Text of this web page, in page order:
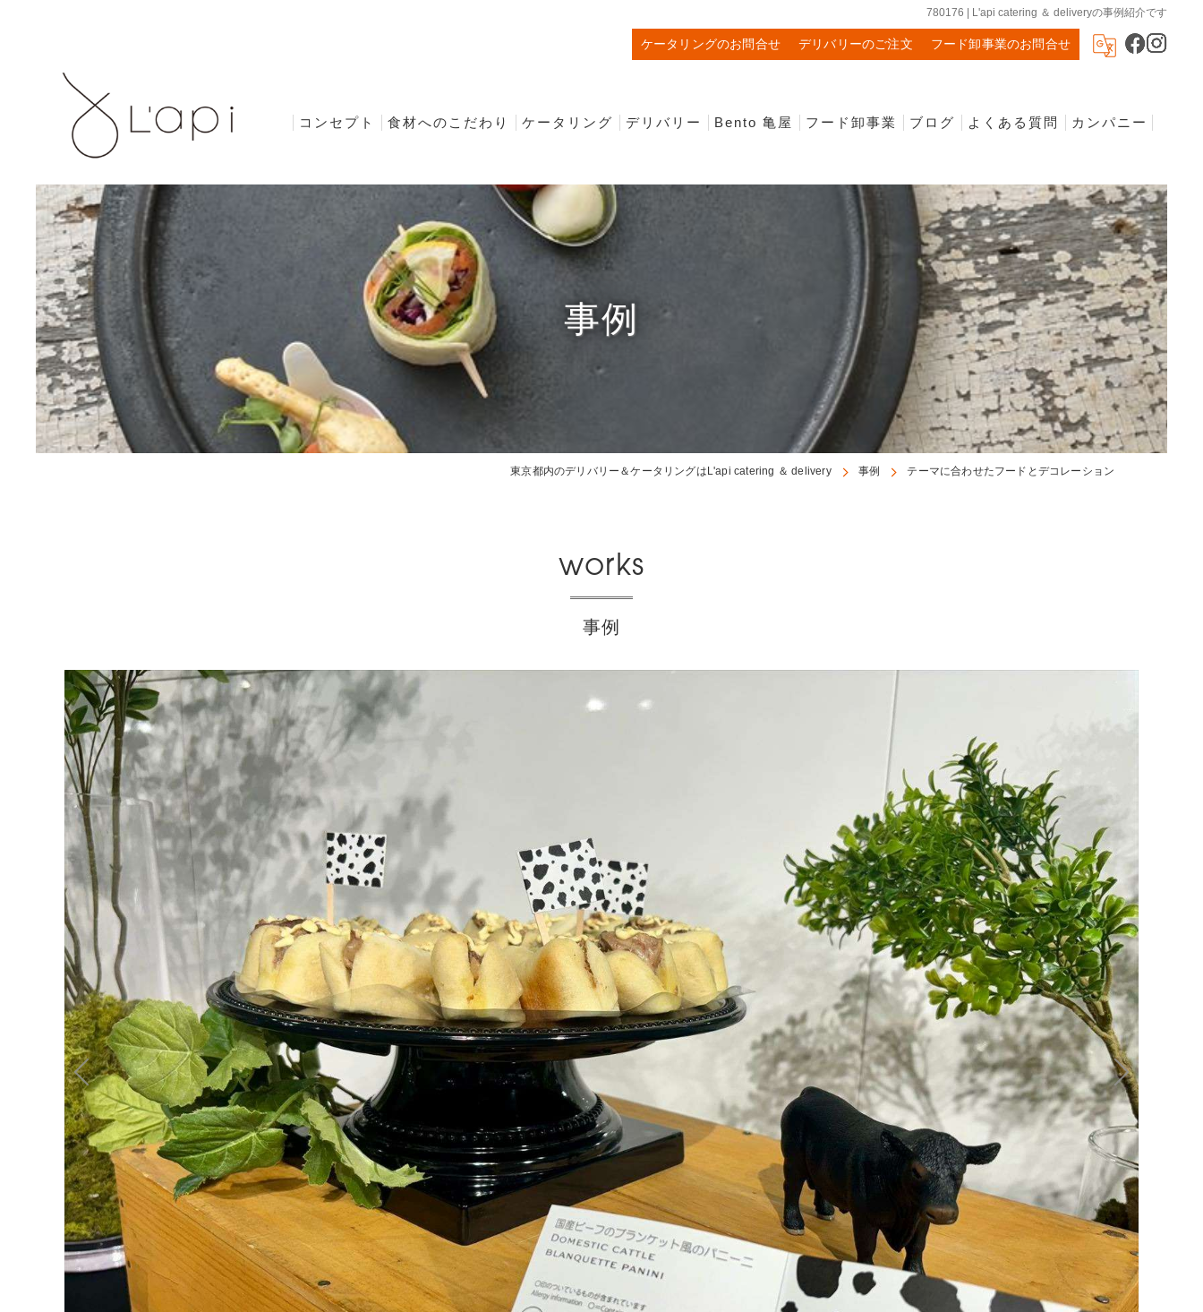
780176 | L'api catering ＆ deliveryの事例紹介です
ケータリングのお問合せ デリバリーのご注文 フード卸事業のお問合せ
コンセプト 食材へのこだわり ケータリング
FORMAL PARTY PLAN
＋VEGAN MENU PLAN
デリバリー Bento 亀屋 フード卸事業 ブログ よくある質問 カンパニー
事例
東京都内のデリバリー＆ケータリングはL'api catering ＆ delivery 事例 テーマに合わせたフードとデコレーション
事例
works